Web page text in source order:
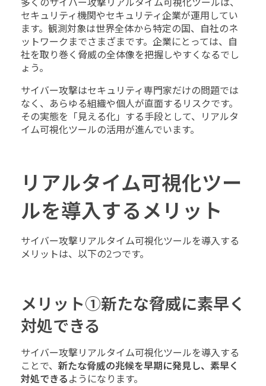
多くのサイバー攻撃リアルタイム可視化ツールは、
セキュリティ機関やセキュリティ企業が運用してい
ます。観測対象は世界全体から特定の国、自社のネ
ットワークまでさまざまです。企業にとっては、自
社を取り巻く脅威の全体像を把握しやすくなるでし
ょう。
サイバー攻撃はセキュリティ専門家だけの問題では
なく、あらゆる組織や個人が直面するリスクです。
その実態を「見える化」する手段として、リアルタ
イム可視化ツールの活用が進んでいます。
リアルタイム可視化ツー
ルを導入するメリット
サイバー攻撃リアルタイム可視化ツールを導入する
メリットは、以下の2つです。
メリット①新たな脅威に素早く
対処できる
サイバー攻撃リアルタイム可視化ツールを導入する
ことで、 新たな脅威の兆候を早期に発見し、素早く
対処できる ようになります。